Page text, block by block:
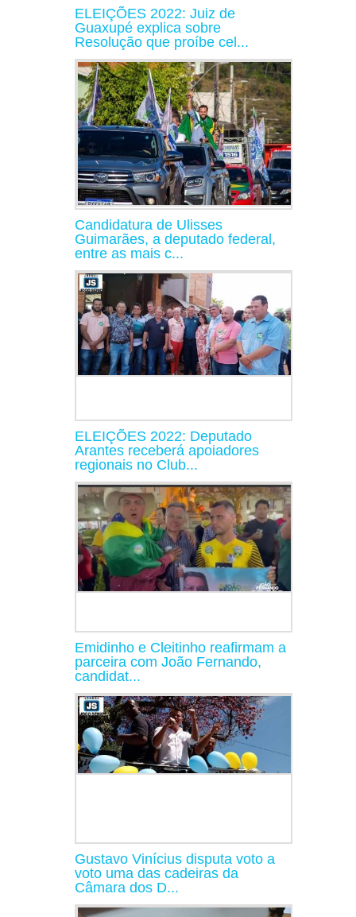
ELEIÇÕES 2022: Juiz de
Guaxupé explica sobre
Resolução que proíbe cel...
Candidatura de Ulisses
Guimarães, a deputado federal,
entre as mais c...
ELEIÇÕES 2022: Deputado
Arantes receberá apoiadores
regionais no Club...
Emidinho e Cleitinho reafirmam a
parceira com João Fernando,
candidat...
Gustavo Vinícius disputa voto a
voto uma das cadeiras da
Câmara dos D...